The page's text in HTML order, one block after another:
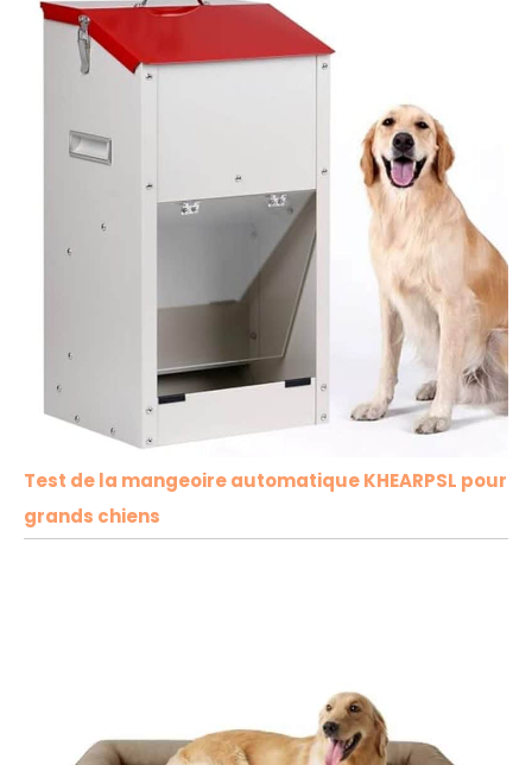
Test de la mangeoire automatique KHEARPSL pour
grands chiens